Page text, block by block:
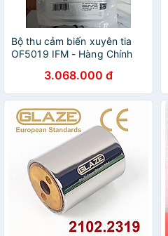
Bộ thu cảm biến xuyên tia
OF5019 IFM - Hàng Chính
3.068.000 đ